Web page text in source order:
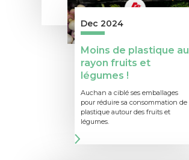
Dec 2024
Moins de plastique au
rayon fruits et
légumes !
Auchan a ciblé ses emballages
pour réduire sa consommation de
plastique autour des fruits et
légumes.